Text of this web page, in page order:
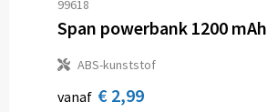
99618
Span powerbank 1200 mAh
ABS-kunststof
vanaf € 2,99